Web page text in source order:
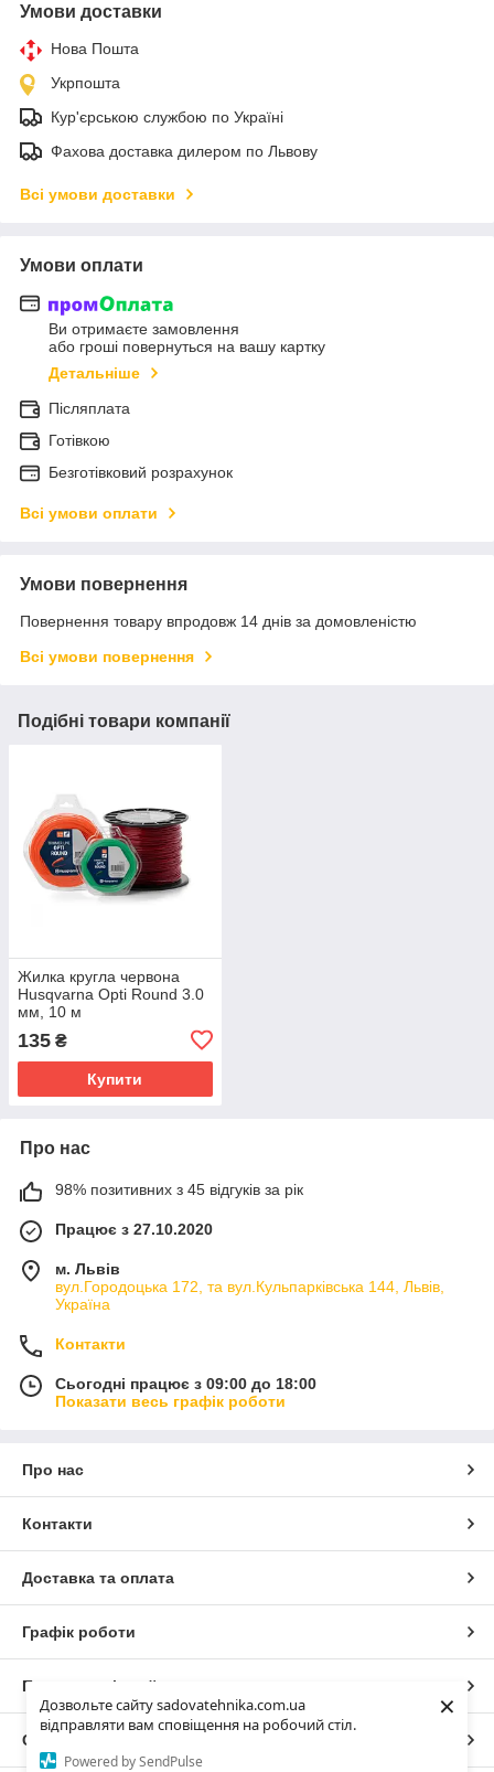
Дозвольте сайту sadovatehnika.com.ua
відправляти вам сповіщення на робочий стіл.
Powered by SendPulse
×
Умови доставки
Нова Пошта
Укрпошта
Кур'єрською службою по Україні
Фахова доставка дилером по Львову
Всі умови доставки
Умови оплати
Ви отримаєте замовлення
або гроші повернуться на вашу картку
Детальніше
Післяплата
Готівкою
Безготівковий розрахунок
Всі умови оплати
Умови повернення
Повернення товару впродовж 14 днів за домовленістю
Всі умови повернення
Подібні товари компанії
Жилка кругла червона
Husqvarna Opti Round 3.0
мм, 10 м
135 ₴
Купити
Про нас
98% позитивних з 45 відгуків за рік
Працює з 27.10.2020
м. Львів
вул.Городоцька 172, та вул.Кульпарківська 144, Львів,
Україна
Контакти
Сьогодні працює з 09:00 до 18:00
Показати весь графік роботи
Про нас
Контакти
Доставка та оплата
Графік роботи
Повна версія сайту
Сайт створено на маркетплейсі